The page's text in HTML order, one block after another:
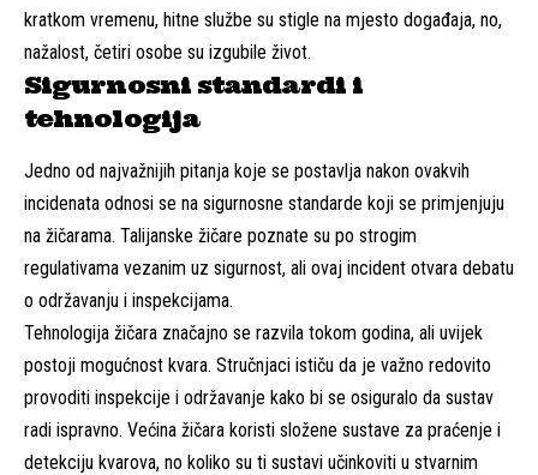
kratkom vremenu, hitne službe su stigle na mjesto događaja, no,
nažalost, četiri osobe su izgubile život.
Sigurnosni standardi i
tehnologija
Jedno od najvažnijih pitanja koje se postavlja nakon ovakvih
incidenata odnosi se na sigurnosne standarde koji se primjenjuju
na žičarama. Talijanske žičare poznate su po strogim
regulativama vezanim uz sigurnost, ali ovaj incident otvara debatu
o održavanju i inspekcijama.
Tehnologija žičara značajno se razvila tokom godina, ali uvijek
postoji mogućnost kvara. Stručnjaci ističu da je važno redovito
provoditi inspekcije i održavanje kako bi se osiguralo da sustav
radi ispravno. Većina žičara koristi složene sustave za praćenje i
detekciju kvarova, no koliko su ti sustavi učinkoviti u stvarnim